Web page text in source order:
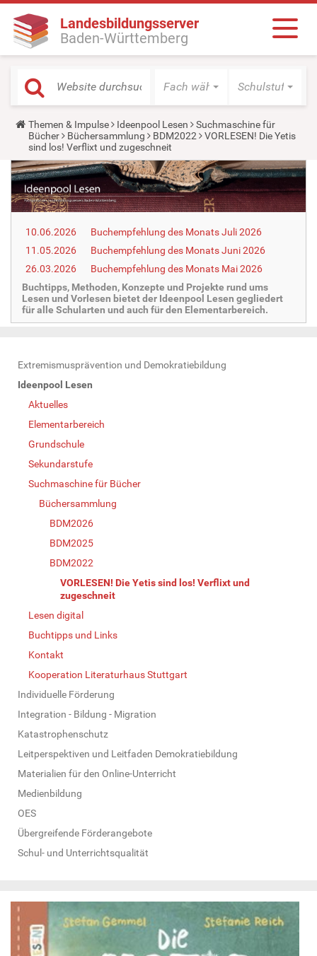
Landesbildungsserver
Baden-Württemberg
Fach wählen Schulstufe
Y
o
u
a
r
e
h
e
r
:
Themen & Impulse Ideenpool Lesen
Suchmaschine für
Bücher
Büchersammlung BDM2022
VORLESEN! Die Yetis
sind los! Verflixt und zugeschneit
10.06.2026
Buchempfehlung des Monats Juli 2026
11.05.2026
Buchempfehlung des Monats Juni 2026
26.03.2026
Buchempfehlung des Monats Mai 2026
Buchtipps, Methoden, Konzepte und Projekte rund ums
Lesen und Vorlesen bietet der Ideenpool Lesen gegliedert
für alle Schularten und auch für den Elementarbereich.
N
a
Extremismusprävention und Demokratiebildung
Ideenpool Lesen
Aktuelles
Elementarbereich
Grundschule
Sekundarstufe
Suchmaschine für Bücher
Büchersammlung
BDM2026
BDM2025
BDM2022
VORLESEN! Die Yetis sind los! Verflixt und
zugeschneit
Lesen digital
Buchtipps und Links
Kontakt
Kooperation Literaturhaus Stuttgart
Individuelle Förderung
Integration - Bildung - Migration
Katastrophenschutz
Leitperspektiven und Leitfaden Demokratiebildung
Materialien für den Online-Unterricht
Medienbildung
OES
Übergreifende Förderangebote
Schul- und Unterrichtsqualität